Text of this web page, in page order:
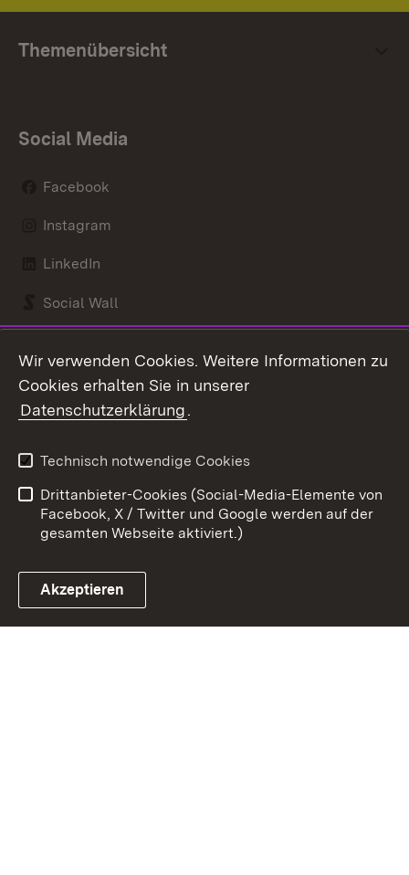
Themenübersicht
Social Media
Facebook
Instagram
LinkedIn
Social Wall
Link zum Landesportal
Kontakt
Barrierefreiheit
Impressum
Cookies
Wir verwenden Cookies. Weitere Informationen zu
Cookies erhalten Sie in unserer
Datenschutzerklärung.
Technisch notwendige Cookies
Drittanbieter-Cookies (Social-Media-Elemente von
Facebook, X / Twitter und Google werden auf der
gesamten Webseite aktiviert.)
Akzeptieren